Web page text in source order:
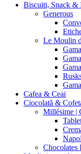
Biscuiti, Snack &
Generous
Le Moulin
Cafea & Ceai
Ciocolată &
Millésime |
Chocolates